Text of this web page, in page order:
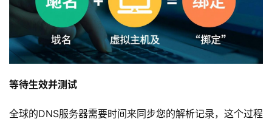
联
网
等待生效并测试
全球的DNS服务器需要时间来同步您的解析记录，这个过程